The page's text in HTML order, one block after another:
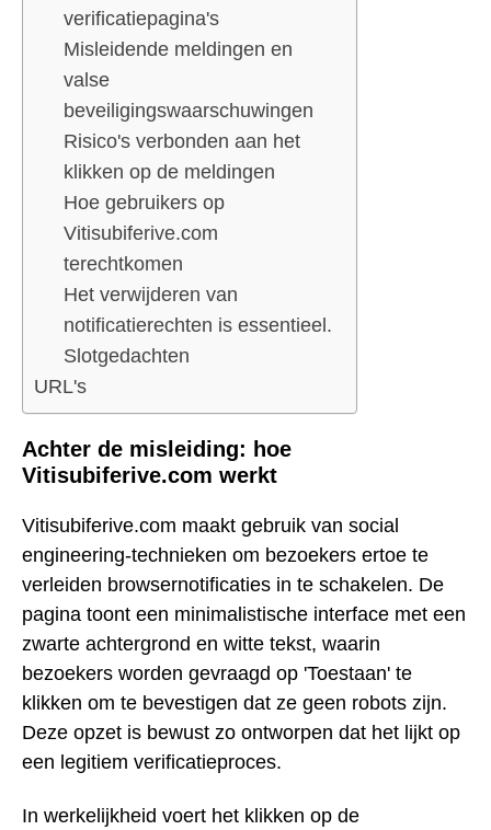
verificatiepagina's
Misleidende meldingen en
valse
beveiligingswaarschuwingen
Risico's verbonden aan het
klikken op de meldingen
Hoe gebruikers op
Vitisubiferive.com
terechtkomen
Het verwijderen van
notificatierechten is essentieel.
Slotgedachten
URL's
Achter de misleiding: hoe
Vitisubiferive.com werkt
Vitisubiferive.com maakt gebruik van social
engineering-technieken om bezoekers ertoe te
verleiden browsernotificaties in te schakelen. De
pagina toont een minimalistische interface met een
zwarte achtergrond en witte tekst, waarin
bezoekers worden gevraagd op 'Toestaan' te
klikken om te bevestigen dat ze geen robots zijn.
Deze opzet is bewust zo ontworpen dat het lijkt op
een legitiem verificatieproces.
In werkelijkheid voert het klikken op de